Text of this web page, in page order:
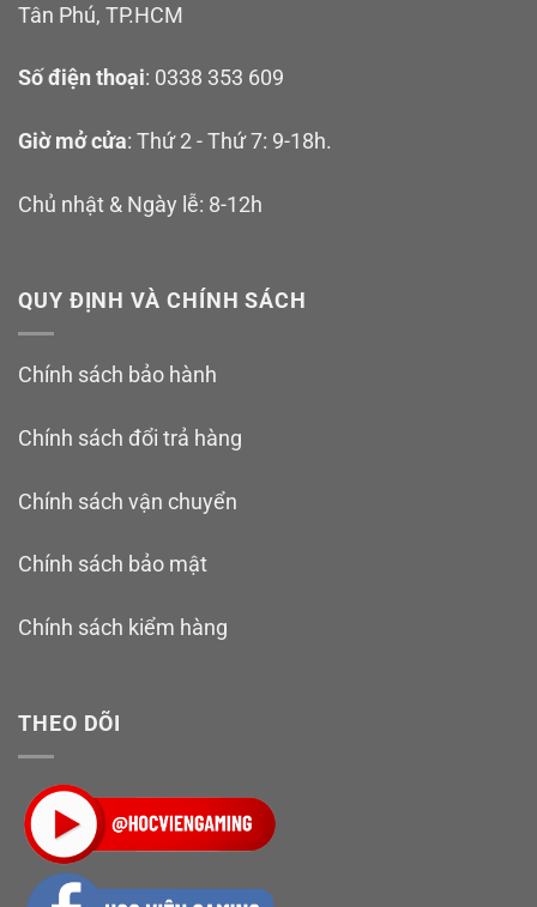
Tân Phú, TP.HCM
Số điện thoại: 0338 353 609
Giờ mở cửa: Thứ 2 - Thứ 7: 9-18h.
Chủ nhật & Ngày lễ: 8-12h
QUY ĐỊNH VÀ CHÍNH SÁCH
Chính sách bảo hành
Chính sách đổi trả hàng
Chính sách vận chuyển
Chính sách bảo mật
Chính sách kiểm hàng
THEO DÕI